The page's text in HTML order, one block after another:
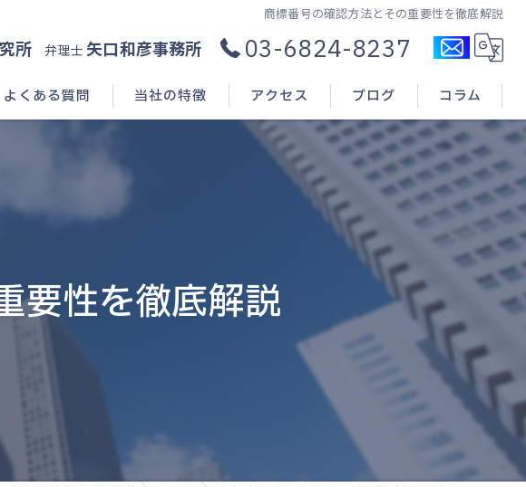
商標番号の確認方法とその重要性を徹底解説
所 弁理士 矢口和彦事務所 03-6824-8237
よくある質問 当社の特徴
登録
アクセス ブログ コラム
要性を徹底解説